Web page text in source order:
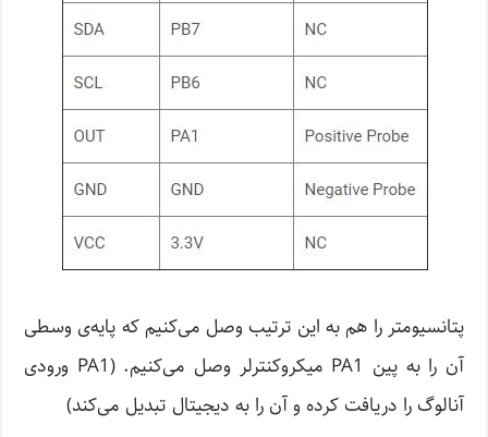
پتانسیومتر را هم به این ترتیب وصل می‌کنیم که پایه‌ی وسطی
آن را به پین PA1 میکروکنترلر وصل می‌کنیم. (PA1 ورودی
آنالوگ را دریافت کرده و آن را به دیجیتال تبدیل می‌کند)